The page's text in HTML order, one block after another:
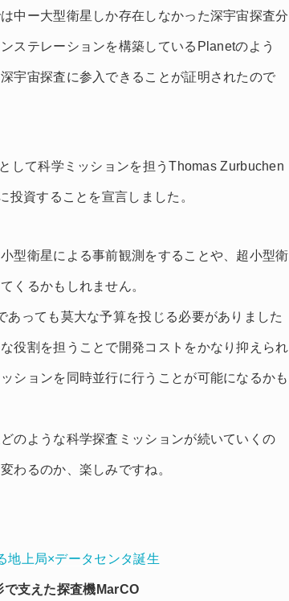
中ー大型衛星しか存在しなかった深宇宙探査分
ステレーションを構築しているPlanetのよう
宇宙探査に参入できることが証明されたので
して科学ミッションを担うThomas Zurbuchen
資することを宣言しました。
型衛星による事前観測をすることや、超小型衛
くるかもしれません。
っても莫大な予算を投じる必要がありました
役割を担うことで開発コストをかなり抑えられ
ションを同時並行に行うことが可能になるかも
のような科学探査ミッションが続いていくの
わるのか、楽しみですね。
地上局×データセンタ誕生
支えた探査機MarCO